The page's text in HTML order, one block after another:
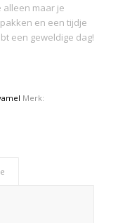
alleen maar je
en een tijdje
een geweldige dag!
Merk: